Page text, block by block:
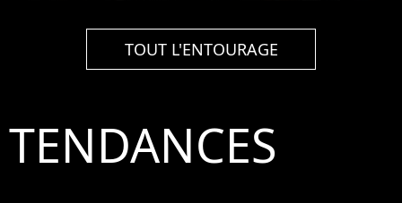
TOUT L'ENTOURAGE
TENDANCES